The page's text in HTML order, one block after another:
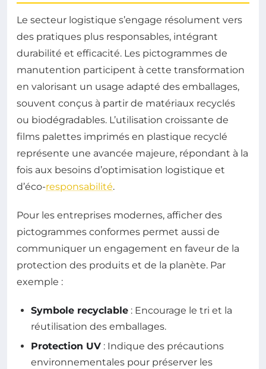
Le secteur logistique s’engage résolument vers
des pratiques plus responsables, intégrant
durabilité et efficacité. Les pictogrammes de
manutention participent à cette transformation
en valorisant un usage adapté des emballages,
souvent conçus à partir de matériaux recyclés
ou biodégradables. L’utilisation croissante de
films palettes imprimés en plastique recyclé
représente une avancée majeure, répondant à la
fois aux besoins d’optimisation logistique et
d’éco-responsabilité.
Pour les entreprises modernes, afficher des
pictogrammes conformes permet aussi de
communiquer un engagement en faveur de la
protection des produits et de la planète. Par
exemple :
Symbole recyclable : Encourage le tri et la
réutilisation des emballages.
Protection UV : Indique des précautions
environnementales pour préserver les